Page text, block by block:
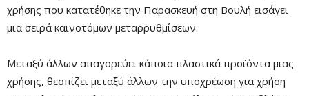
χρήσης που κατατέθηκε την Παρασκευή στη Βουλή εισάγει
μια σειρά καινοτόμων μεταρρυθμίσεων.
Μεταξύ άλλων απαγορεύει κάποια πλαστικά προϊόντα μιας
χρήσης, θεσπίζει μεταξύ άλλων την υποχρέωση για χρήση